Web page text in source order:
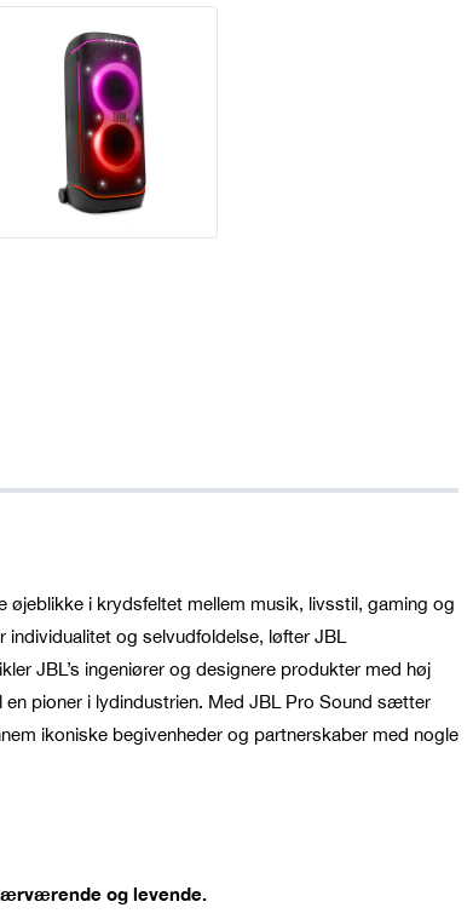
i krydsfeltet mellem musik, livsstil, gaming og
og selvudfoldelse, løfter JBL
JBL’s ingeniører og designere produkter med høj
pioner i lydindustrien. Med JBL Pro Sound sætter
ikoniske begivenheder og partnerskaber med nogle
og levende.